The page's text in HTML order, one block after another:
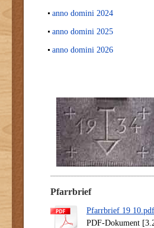
anno domini 2024
anno domini 2025
anno domini 2026
Pfarrbrief
Pfarrbrief 19 10.pdf
PDF-Dokument